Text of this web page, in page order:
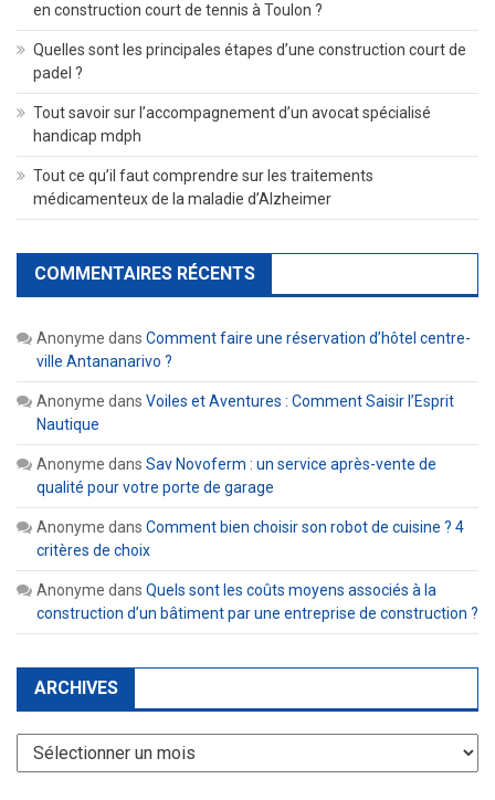
en construction court de tennis à Toulon ?
Quelles sont les principales étapes d’une construction court de
padel ?
Tout savoir sur l’accompagnement d’un avocat spécialisé
handicap mdph
Tout ce qu’il faut comprendre sur les traitements
médicamenteux de la maladie d’Alzheimer
COMMENTAIRES RÉCENTS
Anonyme dans Comment faire une réservation d’hôtel centre-
ville Antananarivo ?
Anonyme dans Voiles et Aventures : Comment Saisir l’Esprit
Nautique
Anonyme dans Sav Novoferm : un service après-vente de
qualité pour votre porte de garage
Anonyme dans Comment bien choisir son robot de cuisine ? 4
critères de choix
Anonyme dans Quels sont les coûts moyens associés à la
construction d’un bâtiment par une entreprise de construction ?
ARCHIVES
Archives